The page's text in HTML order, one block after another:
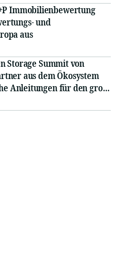
Immobilienbewertung
und
aus
Storage Summit von
aus dem Ökosystem
Anleitungen für den groß
in Unternehmen